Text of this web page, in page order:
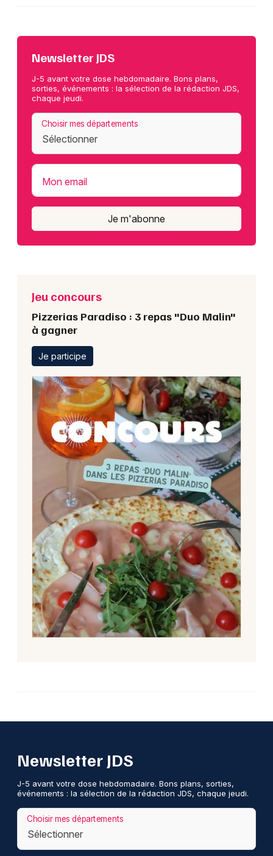
Newsletter JDS
J-5 avant votre dose hebdomadaire. Bons plans,
sorties, événements : la sélection de la rédaction JDS,
chaque jeudi.
Choisir mes départements
Mon email
Je m'abonne
Jeu concours
Pizzerias Paradiso : 3 repas "Duo Malin"
à gagner
Je participe
Newsletter JDS
J-5 avant votre dose hebdomadaire. Bons plans, sorties,
événements : la sélection de la rédaction JDS, chaque jeudi.
Choisir mes départements